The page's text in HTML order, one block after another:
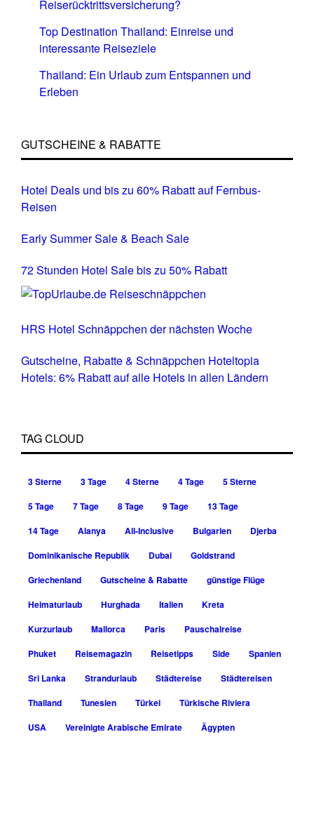
Reiserücktrittsversicherung?
Top Destination Thailand: Einreise und
interessante Reiseziele
Thailand: Ein Urlaub zum Entspannen und
Erleben
GUTSCHEINE & RABATTE
Hotel Deals und bis zu 60% Rabatt auf Fernbus-
Reisen
Early Summer Sale & Beach Sale
72 Stunden Hotel Sale bis zu 50% Rabatt
HRS Hotel Schnäppchen der nächsten Woche
Gutscheine, Rabatte & Schnäppchen Hoteltopia
Hotels: 6% Rabatt auf alle Hotels in allen Ländern
TAG CLOUD
3 Sterne 3 Tage 4 Sterne 4 Tage
5 Sterne
5 Tage
7 Tage 8 Tage 9 Tage
13 Tage
14 Tage
Alanya All-Inclusive Bulgarien
Djerba
Dominikanische Republik
Dubai
Goldstrand
Griechenland
Gutscheine & Rabatte
günstige Flüge
Heimaturlaub
Hurghada Italien
Kreta
Kurzurlaub
Mallorca Paris
Pauschalreise
Phuket
Reisemagazin Reisetipps Side
Spanien
Sri Lanka
Strandurlaub Städtereise
Städtereisen
Thailand
Tunesien Türkei
Türkische Riviera
USA
Vereinigte Arabische Emirate Ägypten